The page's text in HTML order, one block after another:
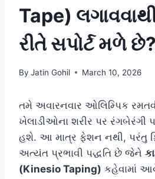
Tape)
રીતે સપોર્ટ મળે છે?
By Jatin Gohil March 10, 2026
તમે અવારનવાર ઓલિમ્પિક
ખેલાડીઓના શરીર પર રંગબેરંગી
હશે. આ માત્ર ફેશન નથી, પરંતુ
અત્યંત પ્રભાવી પદ્ધતિ છે જેને
(Kinesio Taping) કહેવામાં